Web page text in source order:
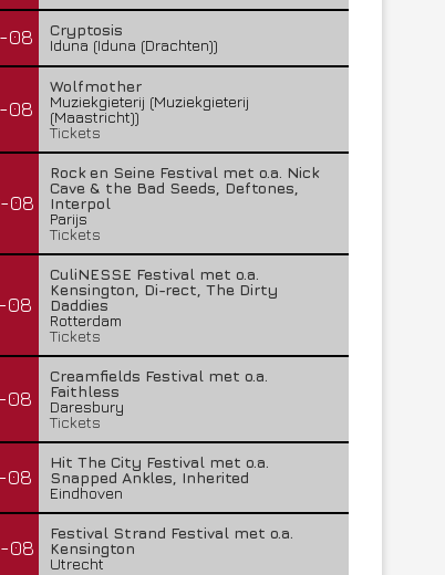
08
Cryptosis
Iduna (Iduna (Drachten))
08
Wolfmother
Muziekgieterij (Muziekgieterij
(Maastricht))
Tickets
08
Rock en Seine Festival met o.a. Nick
Cave & the Bad Seeds, Deftones,
Interpol
Parijs
Tickets
08
CuliNESSE Festival met o.a.
Kensington, Di-rect, The Dirty
Daddies
Rotterdam
Tickets
08
Creamfields Festival met o.a.
Faithless
Daresbury
Tickets
08
Hit The City Festival met o.a.
Snapped Ankles, Inherited
Eindhoven
08
Festival Strand Festival met o.a.
Kensington
Utrecht